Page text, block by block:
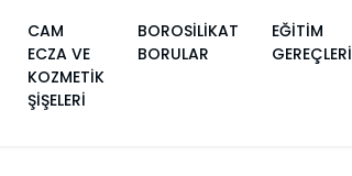
CAM
ECZA VE
KOZMETİK
ŞİŞELERİ
BOROSİLİKAT
BORULAR
EĞİTİM
GEREÇLERİ